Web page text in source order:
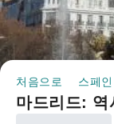
처음으로 스페인
마드리드: 역